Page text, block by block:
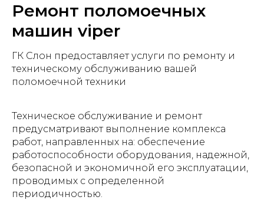
Ремонт поломоечных
машин viper
ГК Слон предоставляет услуги по ремонту и
техническому обслуживанию вашей
поломоечной техники
Техническое обслуживание и ремонт
предусматривают выполнение ком­плекса
работ, направленных на: обеспечение
работоспособности оборудования, надежной,
безопасной и экономичной его эксплуатации,
проводимых с опреде­ленной
периодичностью.